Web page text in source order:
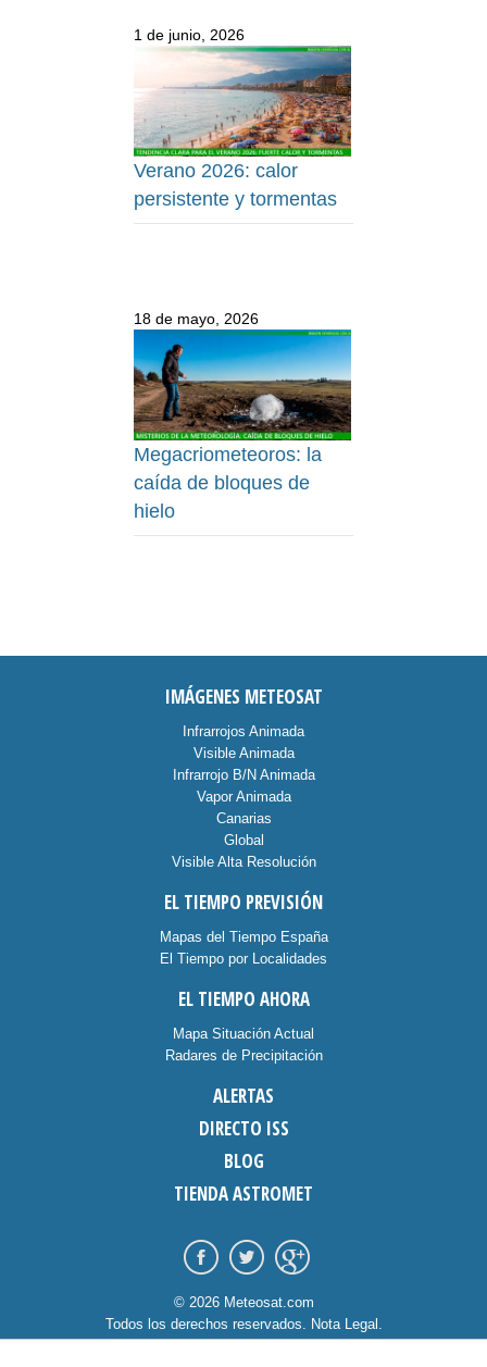
1 de junio, 2026
Verano 2026: calor
persistente y tormentas
18 de mayo, 2026
Megacriometeoros: la
caída de bloques de
hielo
IMÁGENES METEOSAT
Infrarrojos Animada
Visible Animada
Infrarrojo B/N Animada
Vapor Animada
Canarias
Global
Visible Alta Resolución
EL TIEMPO PREVISIÓN
Mapas del Tiempo España
El Tiempo por Localidades
EL TIEMPO AHORA
Mapa Situación Actual
Radares de Precipitación
ALERTAS
DIRECTO ISS
BLOG
TIENDA ASTROMET
© 2026 Meteosat.com
Todos los derechos reservados. Nota Legal .